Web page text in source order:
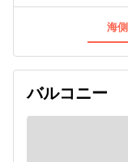
海
バルコニー